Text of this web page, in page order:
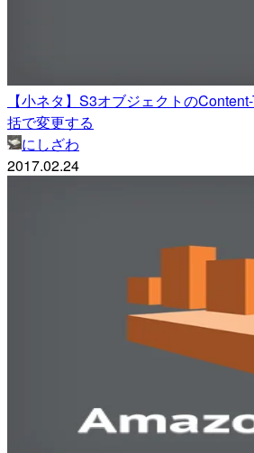
【小ネタ】S3オブジェクトの
括で変更する
にしざわ
2017.02.24